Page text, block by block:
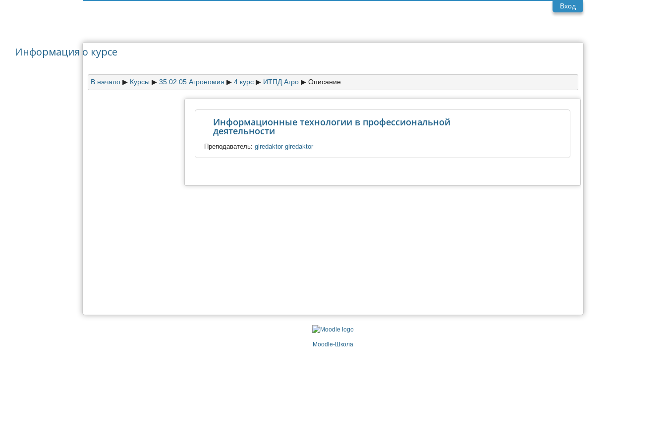
Вход
Информация о курсе
В начало ▶︎ Курсы ▶︎ 35.02.05 Агрономия ▶︎ 4 курс ▶︎ ИТПД Агро ▶︎ Описание
Информационные технологии в профессиональной
деятельности
Преподаватель: glredaktor glredaktor
Moodle-Школа